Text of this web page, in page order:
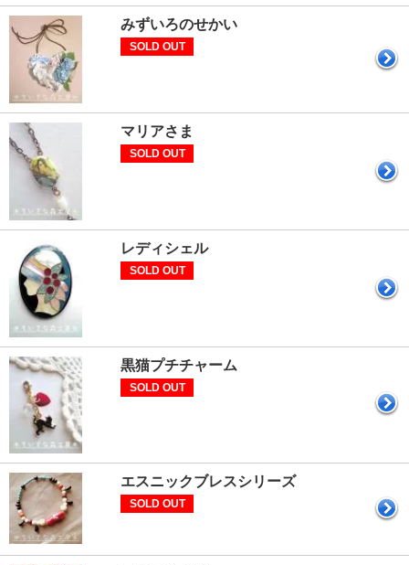
みずいろのせかい
SOLD OUT
マリアさま
SOLD OUT
レディシェル
SOLD OUT
黒猫プチチャーム
SOLD OUT
エスニックブレスシリーズ
SOLD OUT